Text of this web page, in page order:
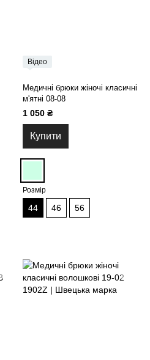
Відео
Медичні брюки жіночі класичні
м'ятні 08-08
1 050 ₴
Купити
Розмір
44 46 56